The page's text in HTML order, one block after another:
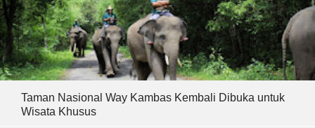
Taman Nasional Way Kambas Kembali Dibuka untuk
Wisata Khusus